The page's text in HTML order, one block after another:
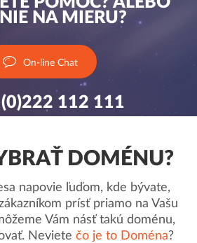
NA MIERU?
On-line Chat
112 111
DOMÉNU?
napovie ľuďom, kde bývate,
prísť priamo na Vašu
Vám násť takú doménu,
Neviete čo je to Doména?